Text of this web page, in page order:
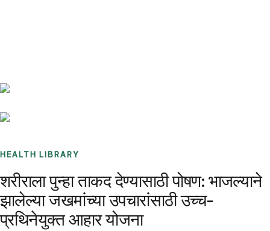
HEALTH LIBRARY
शरीराला पुन्हा ताकद देण्यासाठी पोषण: भाजल्याने
झालेल्या जखमांच्या उपचारांसाठी उच्च-
प्रथिनेयुक्त आहार योजना